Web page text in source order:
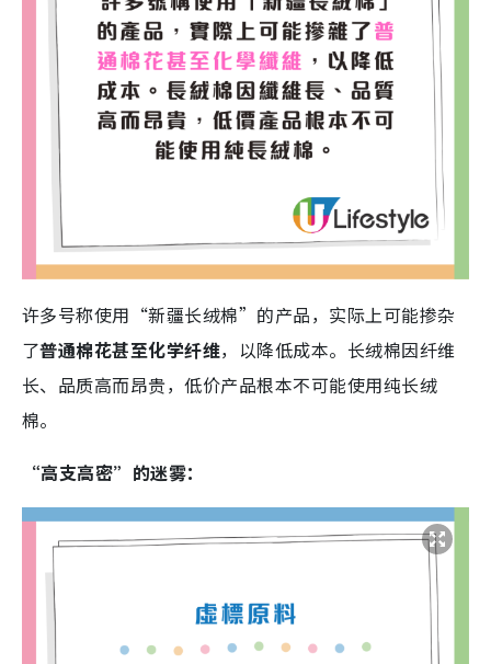
许多号称使用“新疆长绒棉”的产品，实际上可能掺杂
了普通棉花甚至化学纤维，以降低成本。长绒棉因纤维
长、品质高而昂贵，低价产品根本不可能使用纯长绒
棉。
“高支高密”的迷雾：